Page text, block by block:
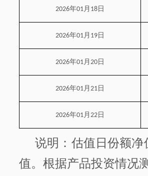
2026年01月 18 日
2026年01月 19 日
2026年01月 20 日
2026年01月 21 日
2026年01月 22 日
说明：估值日份额
值。根据产品投资情况